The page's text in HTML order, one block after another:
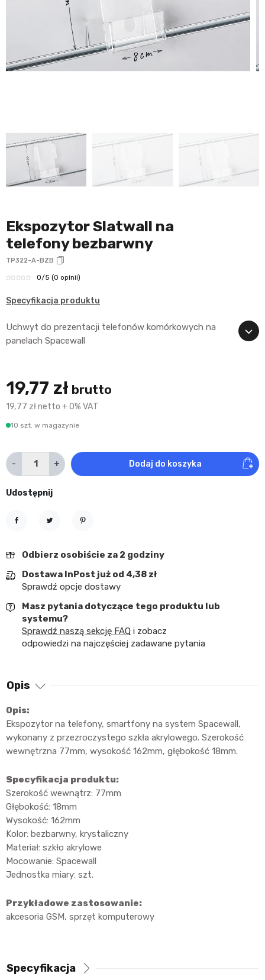
Ekspozytor Slatwall na
telefony bezbarwny
TP322-A-BZB
0/5 (0 opinii)
Specyfikacja produktu
Uchwyt do prezentacji telefonów komórkowych na
panelach Spacewall
19,77 zł brutto
19,77 zł netto + 0% VAT
10 szt. w magazynie
- + Dodaj do koszyka
Udostępnij
Odbierz osobiście za 2 godziny
Dostawa InPost już od 4,38 zł
Sprawdź opcje dostawy
Masz pytania dotyczące tego produktu lub
systemu?
Sprawdź naszą sekcję FAQ i zobacz
odpowiedzi na najczęściej zadawane pytania
Opis
Opis:
Ekspozytor na telefony, smartfony na system Spacewall,
wykonany z przezroczystego szkła akrylowego. Szerokość
wewnętrzna 77mm, wysokość 162mm, głębokość 18mm.
Specyfikacja produktu:
Szerokość wewnątrz: 77mm
Głębokość: 18mm
Wysokość: 162mm
Kolor: bezbarwny, krystaliczny
Materiał: szkło akrylowe
Mocowanie: Spacewall
Jednostka miary: szt.
Przykładowe zastosowanie:
akcesoria GSM, sprzęt komputerowy
Specyfikacja